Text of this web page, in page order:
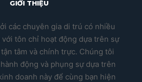
GIỚI THIỆU
các chuyên gia di trú có nhiều
tôn chỉ hoạt động dựa trên sự
tâm và chính trực. Chúng tôi
động và phụng sự dựa trên
doanh này để cùng bạn hiện